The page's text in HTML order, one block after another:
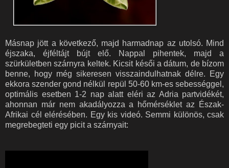
Másnap jött a következő, majd harmadnap az utolsó. Mind
éjszaka, éjféltájt bújt elő. Nappal pihentek, majd a
szürkületben szárnyra keltek. Kicsit késői a dátum, de bízom
benne, hogy még sikeresen visszaindulhatnak délre. Egy
ekkora szender gond nélkül repül 50-60 km-es sebességgel,
optimális esetben 1-2 nap alatt eléri az Adria partvidékét,
ahonnan már nem akadályozza a hőmérséklet az Észak-
Afrikai cél elérésében. Egy kis videó. Semmi különös, csak
megrebegteti egy picit a szárnyait: